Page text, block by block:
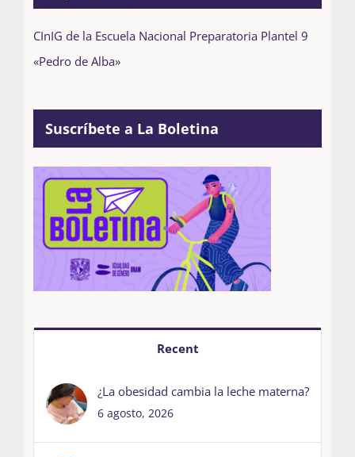
CInIG de la Escuela Nacional Preparatoria Plantel 9
«Pedro de Alba»
Suscríbete a La Boletina
Recent
¿La obesidad cambia la leche materna?
6 agosto, 2026